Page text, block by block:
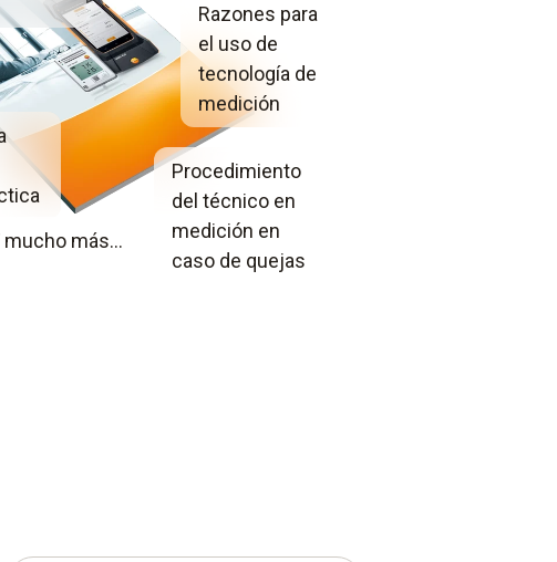
Razones para
el uso de
tecnología de
medición
Procedimiento
del técnico en
medición en
caso de quejas
mucho más...